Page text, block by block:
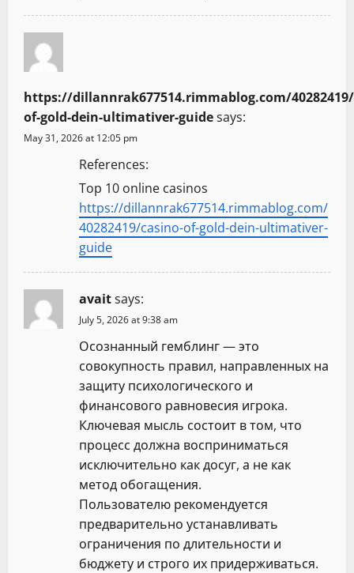
https://dillannrak677514.rimmablog.com/
of-gold-dein-ultimativer-guidesays:
May 31, 2026 at 12:05 pm
References:
Top 10 online casinos
https://dillannrak677514.rimmablog.com/
40282419/casino-of-gold-dein-ultimativer-
guide
avaitsays:
July 5, 2026 at 9:38 am
Осознанный гемблинг — это
совокупность правил, направленных на
защиту психологического и
финансового равновесия игрока.
Ключевая мысль состоит в том, что
процесс должна восприниматься
исключительно как досуг, а не как
метод обогащения.
Пользователю рекомендуется
предварительно устанавливать
ограничения по длительности и
бюджету и строго их придерживаться.